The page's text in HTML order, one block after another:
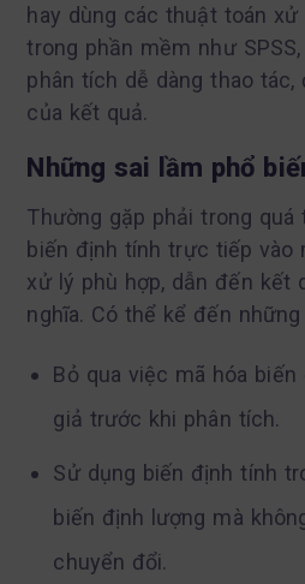
hay dùng các thuật toán
trong phần mềm như
phân tích dễ dàng thao
của kết quả.
Những sai lầm phổ
Thường gặp phải trong quá
biến định tính trực tiếp vào
xử lý phù hợp, dẫn đến kết
nghĩa. Có thể kể đến
Bỏ qua việc mã hóa
giả trước khi phân tích.
Sử dụng biến định tính
biến định lượng mà
chuyển đổi.